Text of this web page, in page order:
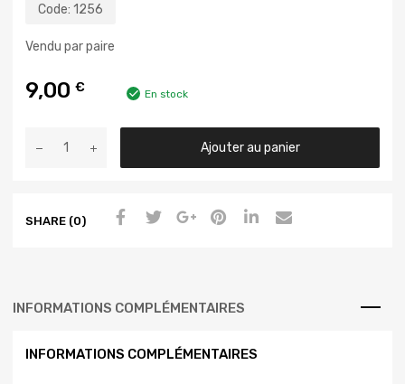
Code: 1256
Vendu par paire
9,00 € En stock
Ajouter au panier
SHARE (0)
INFORMATIONS COMPLÉMENTAIRES
INFORMATIONS COMPLÉMENTAIRES